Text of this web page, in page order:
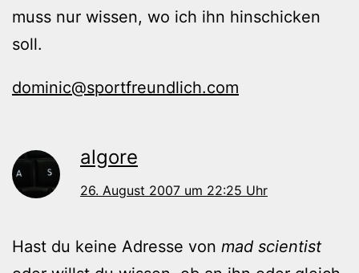
muss nur wissen, wo ich ihn hinschicken
soll.
dominic@sportfreundlich.com
algore
26. August 2007 um 22:25 Uhr
Hast du keine Adresse von mad scientist